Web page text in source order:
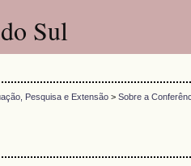
Sul
Pesquisa e Extensão >Sobre a